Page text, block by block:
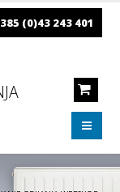
(0)43 243 401